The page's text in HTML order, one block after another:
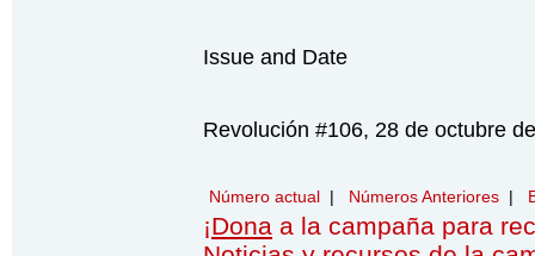
Issue and Date
Revolución #106, 28 de octubre
Número actual | Números Anteriores |
¡Dona a la campaña para